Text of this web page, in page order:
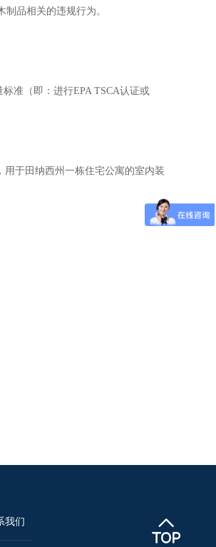
品相关的违规行为。
准（即：进行EPA TSCA认证或
于田纳西州一栋住宅公寓的室内装
我们